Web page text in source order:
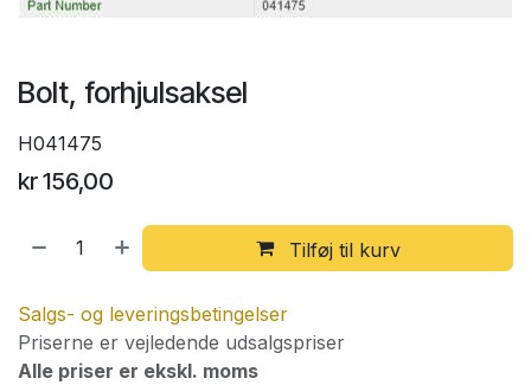
Bolt, forhjulsaksel
H041475
kr156,00
Tilføj til kurv
Salgs- og leveringsbetingelser
Priserne er vejledende udsalgspriser
Alle priser er ekskl. moms